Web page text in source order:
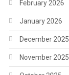
February 2026
January 2026
December 2025
November 2025